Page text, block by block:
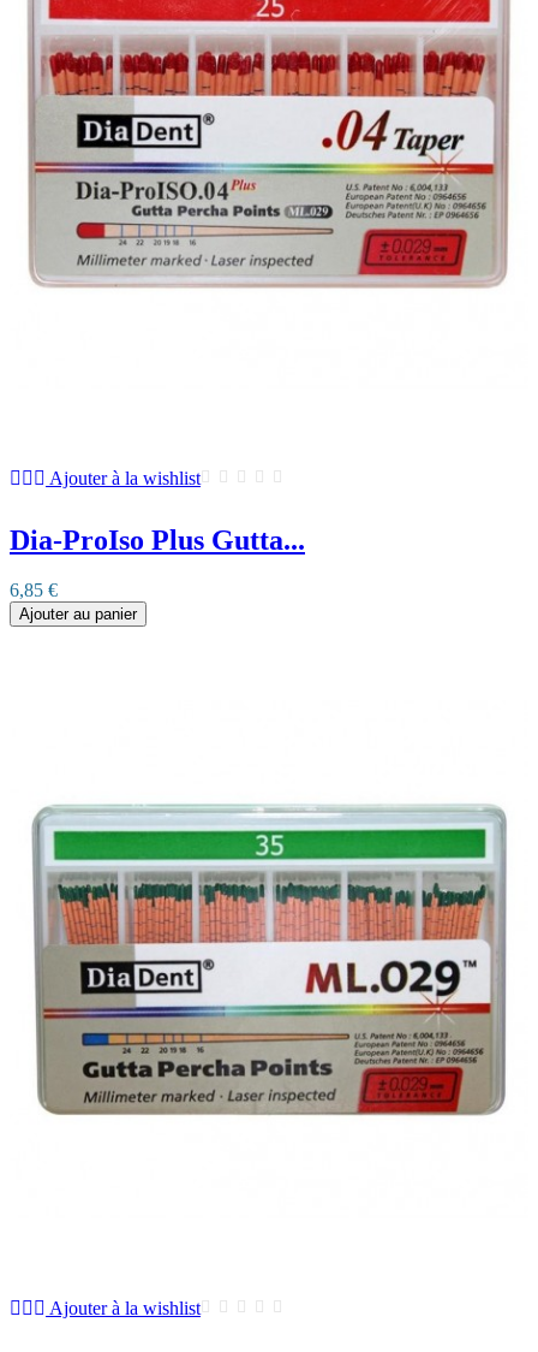
Ajouter à la wishlist
Dia-ProIso Plus Gutta...
6,85 €
Ajouter au panier
Ajouter à la wishlist